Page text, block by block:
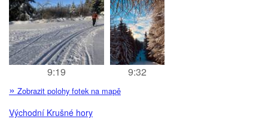
9:19 9:32
» Zobrazit polohy fotek na mapě
Východní Krušné hory